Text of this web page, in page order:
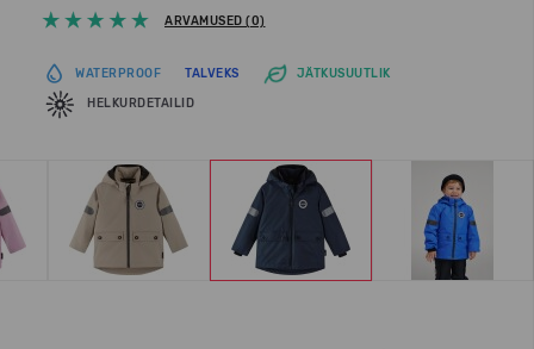
ARVAMUSED (0)
WATERPROOF TALVEKS JÄTKUSUUTLIK
HELKURDETAILID